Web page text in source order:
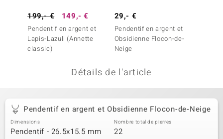
199,- € 149,- €
Pendentif en argent et
Lapis-Lazuli (Annette
classic)
29,- €
Pendentif en argent et
Obsidienne Flocon-de-
Neige
Détails de l'article
Pendentif en argent et Obsidienne Flocon-de-Neige
Dimensions
Pendentif - 26.5x15.5 mm
Nombre total de pierres
22